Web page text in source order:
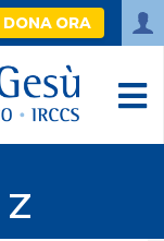
DONA ORA